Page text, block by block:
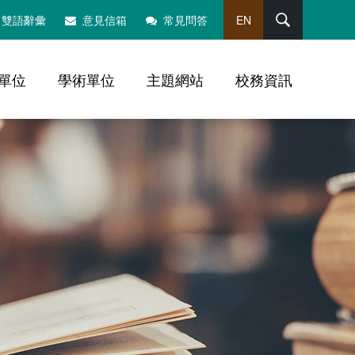
雙語辭彙 意見信箱 常見問答 EN
位 學術單位 主題網站 校務資訊